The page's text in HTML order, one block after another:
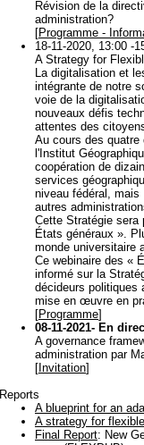
Révision de la
administration?
[Programme -
18-11-2020, 13:00 -
A Strategy for
La digitalisation et
intégrante de notre
voie de la
nouveaux défis
attentes des
Au cours des quatre
l'Institut
coopération de
services
niveau fédéral,
autres
Cette Stratégie sera
États généraux ».
monde universitaire
Ce webinaire des «
informé sur la
décideurs politiques
mise en œuvre en
[Programme]
08-11-2021- En
A governance
administration par
[ Invitation]
Reports
Α blueprint for an
A strategy for
Final Report: New